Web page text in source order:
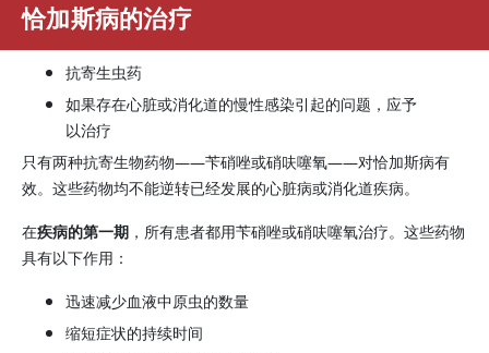
恰加斯病的治疗
抗寄生虫药
如果存在心脏或消化道的慢性感染引起的问题，应予
以治疗
只有两种抗寄生物药物——苄硝唑或硝呋噻氧——对恰加斯病有
效。这些药物均不能逆转已经发展的心脏病或消化道疾病。
在疾病的第一期 ，所有患者都用苄硝唑或硝呋噻氧治疗。这些药物
具有以下作用：
迅速减少血液中原虫的数量
缩短症状的持续时间